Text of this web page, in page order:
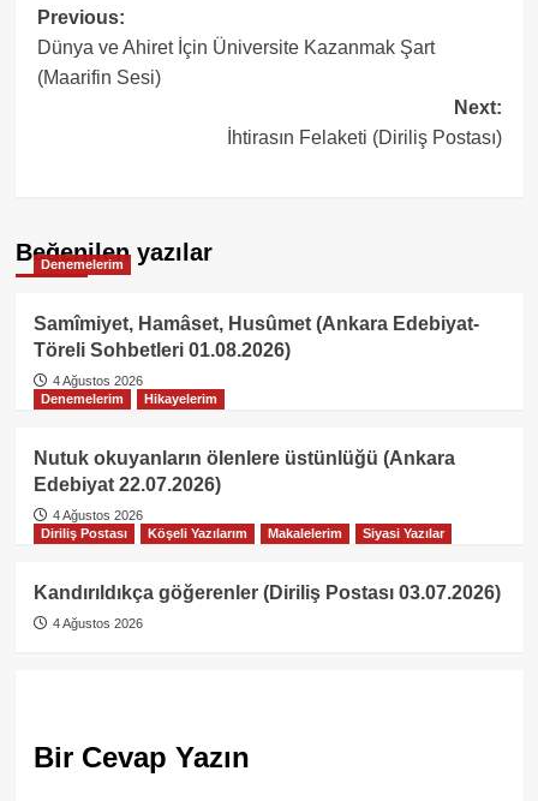
Post
navigation
Previous:
Dünya ve Ahiret İçin Üniversite Kazanmak Şart
(Maarifin Sesi)
Next:
İhtirasın Felaketi (Diriliş Postası)
Beğenilen yazılar
Denemelerim
Samîmiyet, Hamâset, Husûmet (Ankara Edebiyat-
Töreli Sohbetleri 01.08.2026)
4 Ağustos 2026
Denemelerim
Hikayelerim
Nutuk okuyanların ölenlere üstünlüğü (Ankara
Edebiyat 22.07.2026)
4 Ağustos 2026
Diriliş Postası
Köşeli Yazılarım Makalelerim Siyasi Yazılar
Kandırıldıkça göğerenler (Diriliş Postası 03.07.2026)
4 Ağustos 2026
Bir Cevap Yazın